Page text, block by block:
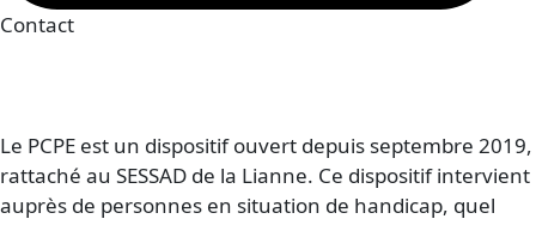
Contact
Le PCPE est un dispositif ouvert depuis septembre 2019,
rattaché au SESSAD de la Lianne. Ce dispositif intervient
auprès de personnes en situation de handicap, quel